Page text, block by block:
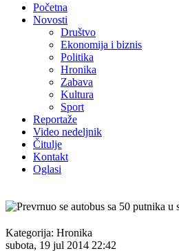
Početna
Novosti
Društvo
Ekonomija i biznis
Politika
Hronika
Zabava
Kultura
Sport
Reportaže
Video nedeljnik
Čitulje
Kontakt
Oglasi
Kategorija: Hronika
subota, 19 jul 2014 22:42